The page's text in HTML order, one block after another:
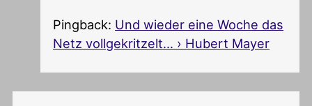
Pingback: Und wieder eine Woche das
Netz vollgekritzelt… › Hubert Mayer